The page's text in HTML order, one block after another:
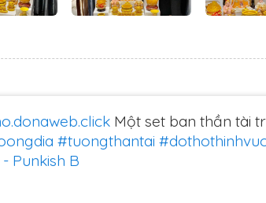
Một set ban thần tài
#tuongthantai
Punkish B